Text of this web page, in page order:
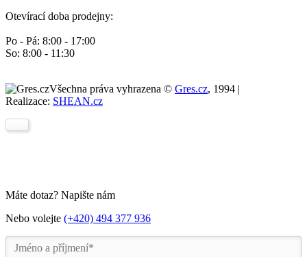
Otevírací doba prodejny:
Po - Pá: 8:00 - 17:00
So: 8:00 - 11:30
Všechna práva vyhrazena © Gres.cz, 1994 |
Realizace: SHEAN.cz
Máte dotaz? Napište nám
Nebo volejte (+420) 494 377 936